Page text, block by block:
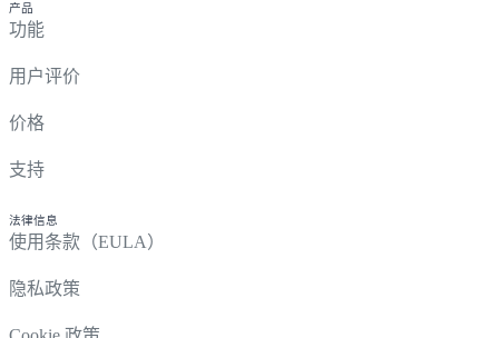
产品
功能
用户评价
价格
支持
法律信息
使用条款（EULA）
隐私政策